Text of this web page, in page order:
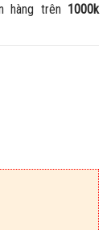
hàng trên 1000k